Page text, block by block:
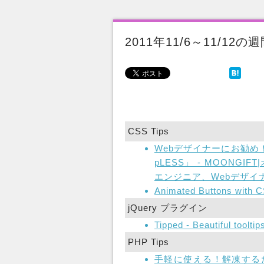
2011年11/6～11/12の週
CSS Tips
Webデザイナーにお勧め
pLESS」 - MOONGIFT|
エンジニア、Webデザイ
Animated Buttons with
jQuery プラグイン
Tipped - Beautiful
PHP Tips
手軽に使える！解凍す